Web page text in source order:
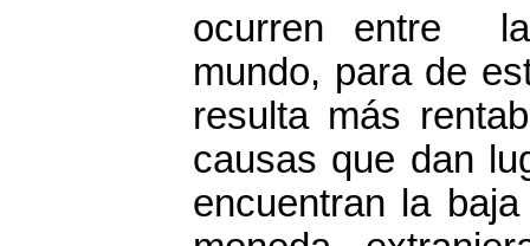
ocurren entre
mundo, para de
resulta más
causas que dan
encuentran la